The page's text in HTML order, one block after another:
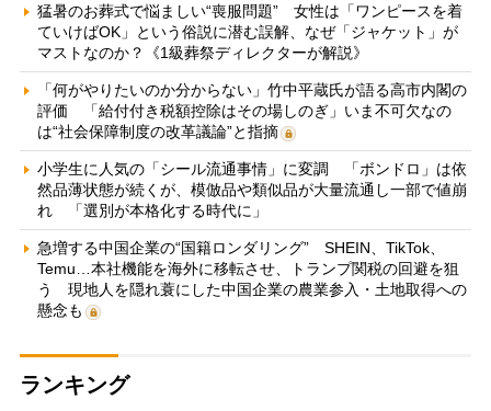
猛暑のお葬式で悩ましい“喪服問題” 女性は「ワンピースを着
ていけばOK」という俗説に潜む誤解、なぜ「ジャケット」が
マストなのか？《1級葬祭ディレクターが解説》
「何がやりたいのか分からない」竹中平蔵氏が語る高市内閣の
評価 「給付付き税額控除はその場しのぎ」いま不可欠なの
は“社会保障制度の改革議論”と指摘
小学生に人気の「シール流通事情」に変調 「ボンドロ」は依
然品薄状態が続くが、模倣品や類似品が大量流通し一部で値崩
れ 「選別が本格化する時代に」
急増する中国企業の“国籍ロンダリング” SHEIN、TikTok、
Temu…本社機能を海外に移転させ、トランプ関税の回避を狙
う 現地人を隠れ蓑にした中国企業の農業参入・土地取得への
懸念も
ランキング